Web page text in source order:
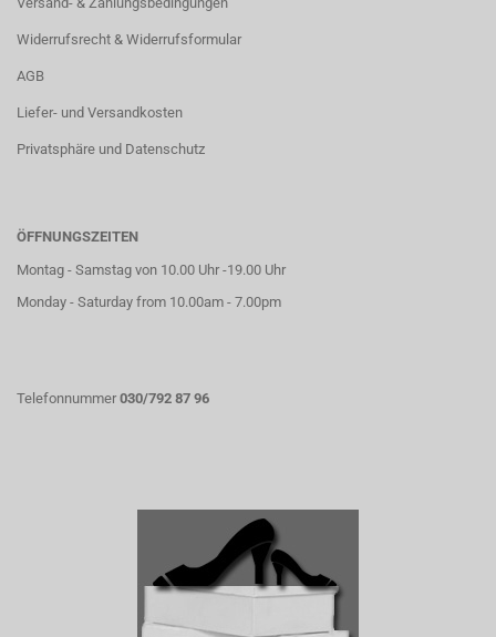
Widerrufsrecht & Widerrufsformular
AGB
Liefer- und Versandkosten
Privatsphäre und Datenschutz
ÖFFNUNGSZEITEN
Montag - Samstag von 10.00 Uhr -19.00 Uhr
Monday - Saturday from 10.00am - 7.00pm
Telefonnummer 030/792 87 96